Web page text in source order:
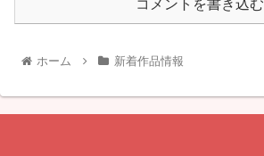
コメントを書き込む
ホーム 新着作品情報